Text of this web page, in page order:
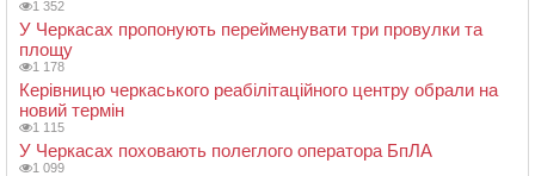
1 352
У Черкасах пропонують перейменувати три провулки та
площу
1 178
Керівницю черкаського реабілітаційного центру обрали на
новий термін
1 115
У Черкасах поховають полеглого оператора БпЛА
1 099